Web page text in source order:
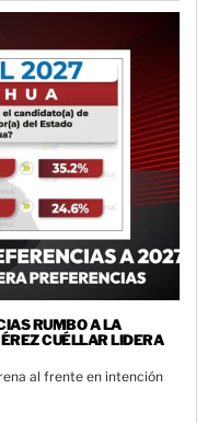
RUMBO A LA
CUÉLLAR LIDERA
al frente en intención